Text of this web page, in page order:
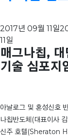
2017년 09월 11일
11일
매그나칩,
기술 심포지
아날로그 및 혼성신호
나칩반도체(대표이사
신주 호텔(Sheraton